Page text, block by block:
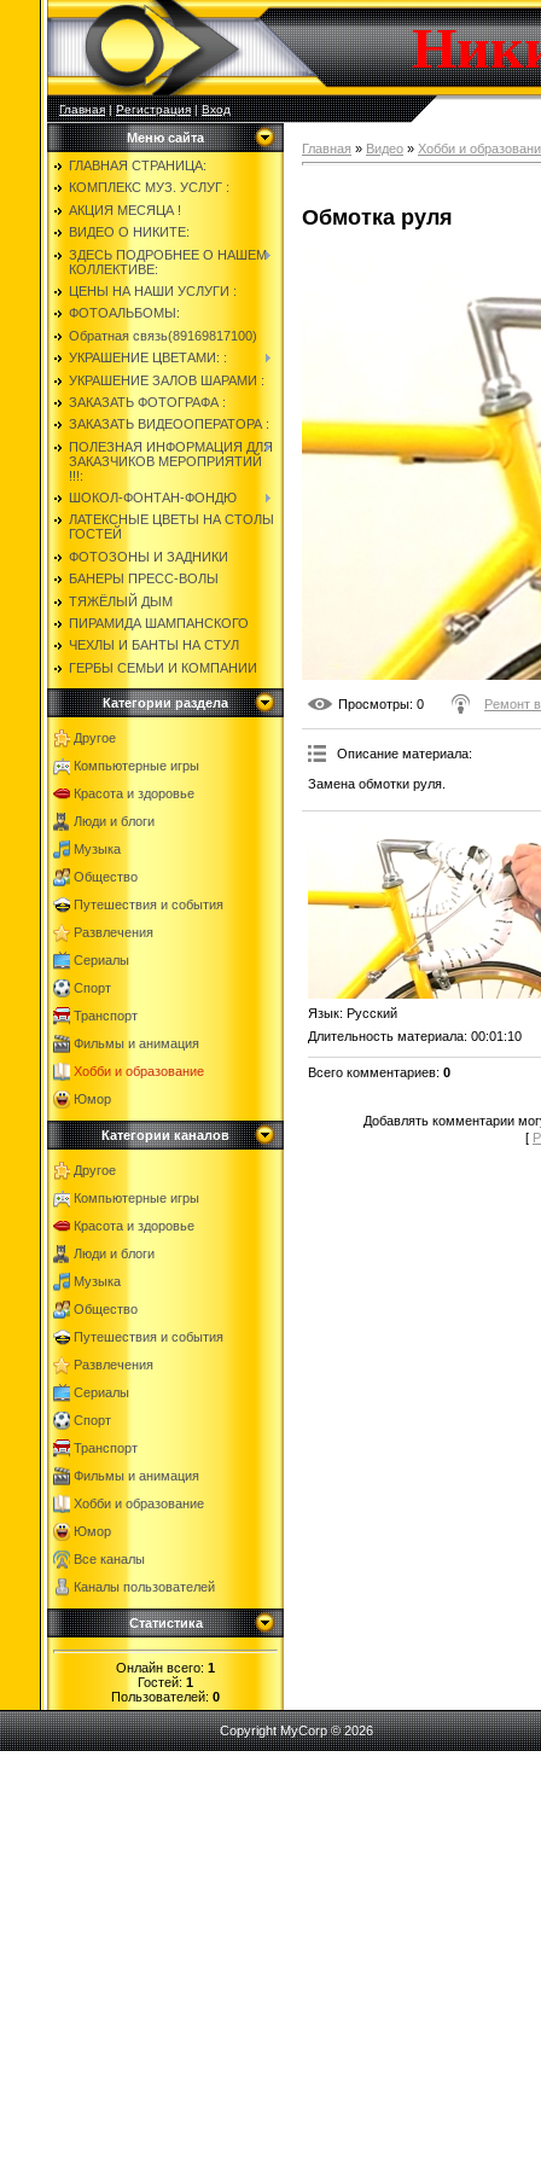
Главная|Регистрация|Вход
Меню сайта
ГЛАВНАЯ СТРАНИЦА:
КОМПЛЕКС МУЗ. УСЛУГ :
АКЦИЯ МЕСЯЦА !
ВИДЕО О НИКИТЕ:
ЗДЕСЬ ПОДРОБНЕЕ О НАШЕМ
КОЛЛЕКТИВЕ:
ЦЕНЫ НА НАШИ УСЛУГИ :
ФОТОАЛЬБОМЫ:
Обратная связь(89169817100)
УКРАШЕНИЕ ЦВЕТАМИ: :
УКРАШЕНИЕ ЗАЛОВ ШАРАМИ :
ЗАКАЗАТЬ ФОТОГРАФА :
ЗАКАЗАТЬ ВИДЕООПЕРАТОРА :
ПОЛЕЗНАЯ ИНФОРМАЦИЯ ДЛЯ
ЗАКАЗЧИКОВ МЕРОПРИЯТИЙ
!!!:
ШОКОЛ-ФОНТАН-ФОНДЮ
ЛАТЕКСНЫЕ ЦВЕТЫ НА СТОЛЫ
ГОСТЕЙ
ФОТОЗОНЫ И ЗАДНИКИ
БАНЕРЫ ПРЕСС-ВОЛЫ
ТЯЖЁЛЫЙ ДЫМ
ПИРАМИДА ШАМПАНСКОГО
ЧЕХЛЫ И БАНТЫ НА СТУЛ
ГЕРБЫ СЕМЬИ И КОМПАНИИ
Категории раздела
Другое
Компьютерные игры
Красота и здоровье
Люди и блоги
Музыка
Общество
Путешествия и события
Развлечения
Сериалы
Спорт
Транспорт
Фильмы и анимация
Хобби и образование
Юмор
Категории каналов
Другое
Компьютерные игры
Красота и здоровье
Люди и блоги
Музыка
Общество
Путешествия и события
Развлечения
Сериалы
Спорт
Транспорт
Фильмы и анимация
Хобби и образование
Юмор
Все каналы
Каналы пользователей
Статистика
Онлайн всего: 1
Гостей: 1
Пользователей: 0
Главная » Видео » Хобби и
Обмотка руля
Просмотры: 0 Ремонт
Описание материала:
Замена обмотки руля.
Язык: Русский
Длительность материала: 00:01:10
Всего комментариев: 0
Добавлять комментарии
[
Copyright MyCorp © 2026